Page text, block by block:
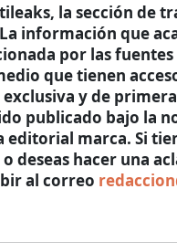
la sección de
información que
por las
que tienen
y de
publicado bajo la
editorial marca. Si
deseas hacer una
al correo